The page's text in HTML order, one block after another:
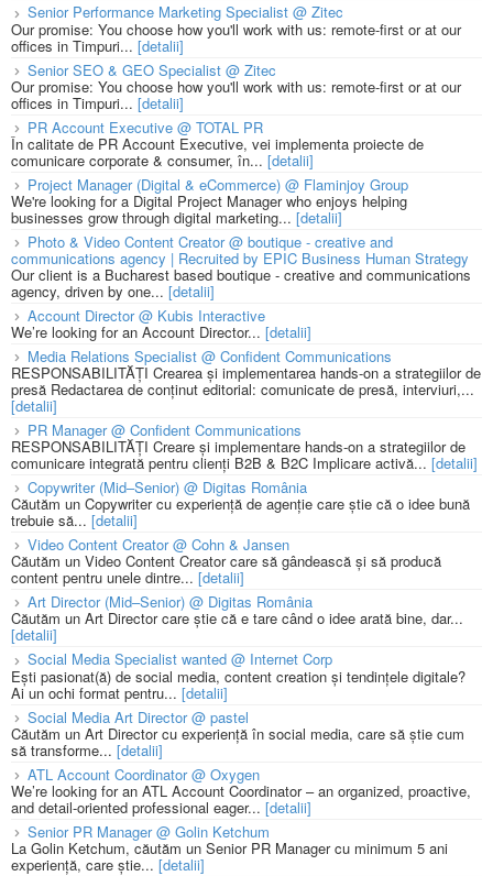
Senior Performance Marketing Specialist @ Zitec
Our promise: You choose how you'll work with us: remote-first or at our
offices in Timpuri... [detalii]
Senior SEO & GEO Specialist @ Zitec
Our promise: You choose how you'll work with us: remote-first or at our
offices in Timpuri... [detalii]
PR Account Executive @ TOTAL PR
În calitate de PR Account Executive, vei implementa proiecte de
comunicare corporate & consumer, în... [detalii]
Project Manager (Digital & eCommerce) @ Flaminjoy Group
We're looking for a Digital Project Manager who enjoys helping
businesses grow through digital marketing... [detalii]
Photo & Video Content Creator @ boutique - creative and
communications agency | Recruited by EPIC Business Human Strategy
Our client is a Bucharest based boutique - creative and communications
agency, driven by one... [detalii]
Account Director @ Kubis Interactive
We’re looking for an Account Director... [detalii]
Media Relations Specialist @ Confident Communications
RESPONSABILITĂȚI Crearea și implementarea hands-on a strategiilor de
presă Redactarea de conținut editorial: comunicate de presă, interviuri,...
[detalii]
PR Manager @ Confident Communications
RESPONSABILITĂȚI Creare și implementare hands-on a strategiilor de
comunicare integrată pentru clienți B2B & B2C Implicare activă... [detalii]
Copywriter (Mid–Senior) @ Digitas România
Căutăm un Copywriter cu experiență de agenție care știe că o idee bună
trebuie să... [detalii]
Video Content Creator @ Cohn & Jansen
Căutăm un Video Content Creator care să gândească și să producă
content pentru unele dintre... [detalii]
Art Director (Mid–Senior) @ Digitas România
Căutăm un Art Director care știe că e tare când o idee arată bine, dar...
[detalii]
Social Media Specialist wanted @ Internet Corp
Ești pasionat(ă) de social media, content creation și tendințele digitale?
Ai un ochi format pentru... [detalii]
Social Media Art Director @ pastel
Căutăm un Art Director cu experiență în social media, care să știe cum
să transforme... [detalii]
ATL Account Coordinator @ Oxygen
We’re looking for an ATL Account Coordinator – an organized, proactive,
and detail-oriented professional eager... [detalii]
Senior PR Manager @ Golin Ketchum
La Golin Ketchum, căutăm un Senior PR Manager cu minimum 5 ani
experiență, care știe... [detalii]